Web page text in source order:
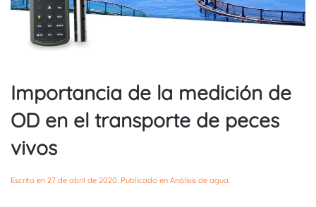
Importancia de la medición de
OD en el transporte de peces
vivos
Escrito en 27 de abril de 2020 . Publicado en Análisis de agua